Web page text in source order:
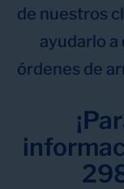
de nuestros
ayudarlo a
órdenes de